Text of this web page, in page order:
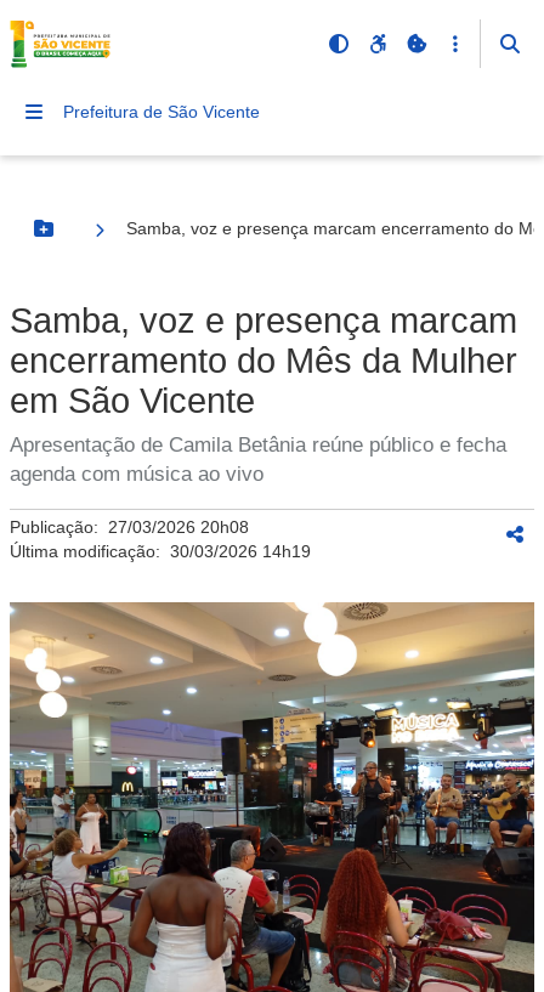
Prefeitura de São Vicente
Botão Menu
Samba, voz e presença marcam encerramento do
Samba, voz e presença marcam
encerramento do Mês da Mulher
em São Vicente
Apresentação de Camila Betânia reúne público e fecha
agenda com música ao vivo
Publicação: 27/03/2026 20h08
Última modificação: 30/03/2026 14h19